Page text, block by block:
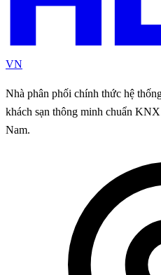
VN
Nhà phân phối chính thức hệ
khách sạn thông minh chuẩn
Nam.